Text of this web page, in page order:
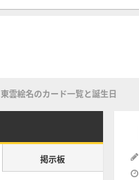
東雲絵名のカード一覧と誕生日
掲示板